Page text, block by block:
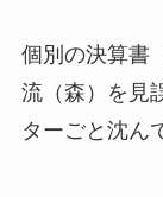
個別の決算書
流（森）を見
ターごと沈ん